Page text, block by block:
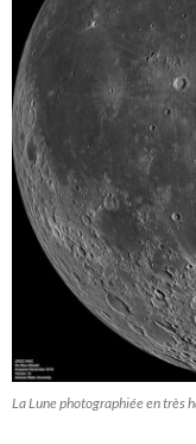
La Lune photographiée en très